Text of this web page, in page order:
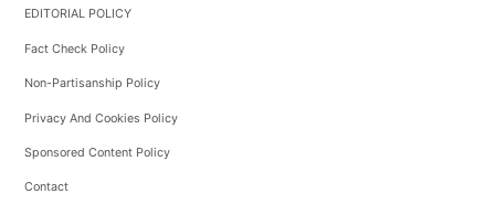
EDITORIAL POLICY
Fact Check Policy
Non-Partisanship Policy
Privacy And Cookies Policy
Sponsored Content Policy
Contact